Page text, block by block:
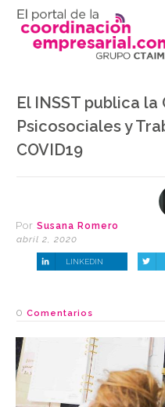
El INSST publica la
Psicosociales y
COVID19
Por Susana Romero
abril 2, 2020
LINKEDIN
0 Comentarios